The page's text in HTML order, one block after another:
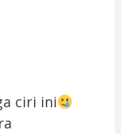
ciri ini